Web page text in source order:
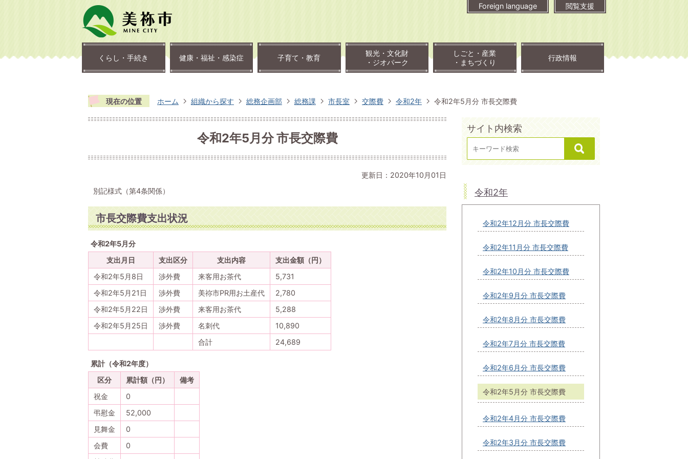
Foreign language 閲覧支援
くらし・手続き 健康・福祉・感染症 子育て・教育
観光・文化財
・ジオパーク
しごと・産業
・まちづくり
行政情報
現在の位置 ホーム 組織から探す 総務企画部 総務課 市長室 交際費 令和2年 令和2年5月分 市長交際費
令和2年5月分 市長交際費
更新日：2020年10月01日
別記様式（第4条関係）
市長交際費支出状況
令和2年5月分
支出月日
支出区分 支出内容
支出金額（円）
令和2年5月8日
渉外費 来客用お茶代
5,731
令和2年5月21日
渉外費 美祢市PR用お土産代
2,780
令和2年5月22日
渉外費 来客用お茶代
5,288
令和2年5月25日
渉外費 名刺代
10,890
合計
24,689
累計（令和2年度）
区分
累計額（円）
備考
祝金
0
弔慰金
52,000
見舞金
0
会費
0
サイト内検索
令和2年
令和2年12月分 市長交際費
令和2年11月分 市長交際費
令和2年10月分 市長交際費
令和2年9月分 市長交際費
令和2年8月分 市長交際費
令和2年7月分 市長交際費
令和2年6月分 市長交際費
令和2年5月分 市長交際費
令和2年4月分 市長交際費
令和2年3月分 市長交際費